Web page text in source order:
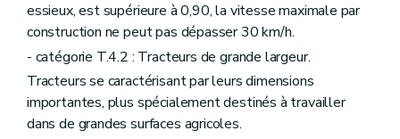
essieux, est supérieure à 0,90, la vitesse maximale par
construction ne peut pas dépasser 30 km/h.
- catégorie T.4.2 : Tracteurs de grande largeur.
Tracteurs se caractérisant par leurs dimensions
importantes, plus spécialement destinés à travailler
dans de grandes surfaces agricoles.